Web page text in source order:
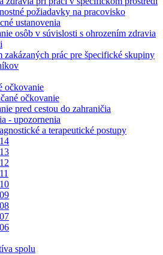
požiadavky na pracovisko
ustanovenia
osôb v súvislosti s ohrozením zdravia
zakázaných prác pre špecifické skupiny
očkovanie
očkovanie
pred cestou do zahraničia
- upozornenia
a terapeutické postupy
spolu